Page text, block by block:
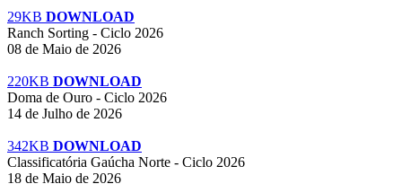
29KB DOWNLOAD
Ranch Sorting - Ciclo 2026
08 de Maio de 2026
220KB DOWNLOAD
Doma de Ouro - Ciclo 2026
14 de Julho de 2026
342KB DOWNLOAD
Classificatória Gaúcha Norte - Ciclo 2026
18 de Maio de 2026